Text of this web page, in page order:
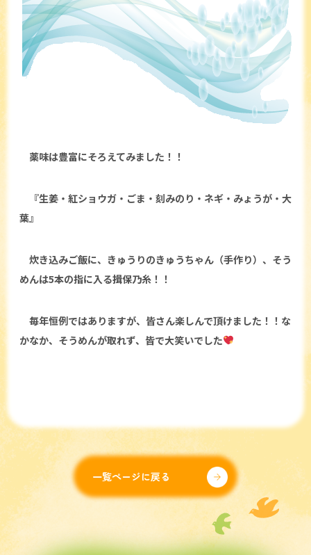
薬味は豊富にそろえてみました！！
『生姜・紅ショウガ・ごま・刻みのり・ネギ・みょうが・大
葉』
炊き込みご飯に、きゅうりのきゅうちゃん（手作り）、そう
めんは5本の指に入る揖保乃糸！！
毎年恒例ではありますが、皆さん楽しんで頂けました！！な
かなか、そうめんが取れず、皆で大笑いでした
一覧ページに戻る